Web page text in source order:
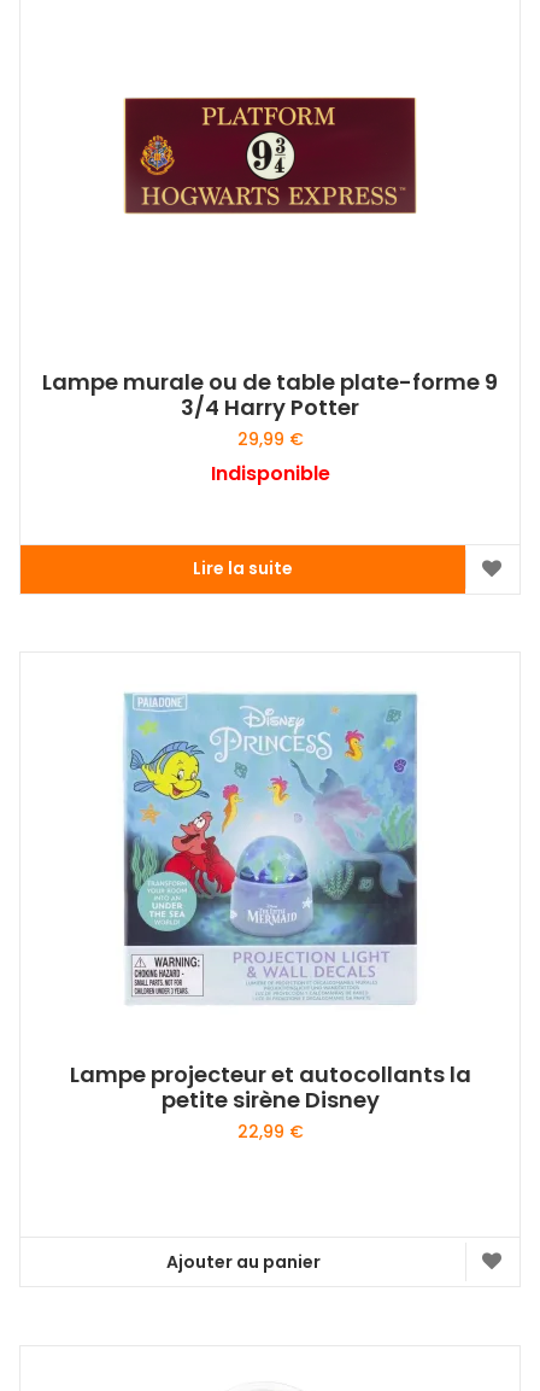
Lampe murale ou de table plate-forme 9
3/4 Harry Potter
29,99 €
Indisponible
Lire la suite
Lampe projecteur et autocollants la
petite sirène Disney
22,99 €
Ajouter au panier